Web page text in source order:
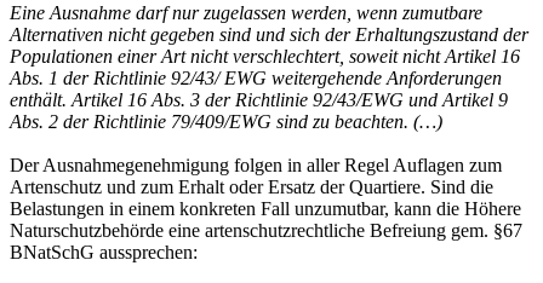
Eine Ausnahme darf nur zugelassen werden, wenn zumutbare
Alternativen nicht gegeben sind und sich der Erhaltungszustand der
Populationen einer Art nicht verschlechtert, soweit nicht Artikel 16
Abs. 1 der Richtlinie 92/43/ EWG weitergehende Anforderungen
enthält. Artikel 16 Abs. 3 der Richtlinie 92/43/EWG und Artikel 9
Abs. 2 der Richtlinie 79/409/EWG sind zu beachten. (…)
Der Ausnahmegenehmigung folgen in aller Regel Auflagen zum
Artenschutz und zum Erhalt oder Ersatz der Quartiere. Sind die
Belastungen in einem konkreten Fall unzumutbar, kann die Höhere
Naturschutzbehörde eine artenschutzrechtliche Befreiung gem. §67
BNatSchG aussprechen: